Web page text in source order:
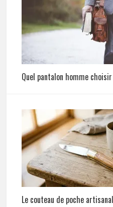
Quel pantalon homme
Le couteau de poche